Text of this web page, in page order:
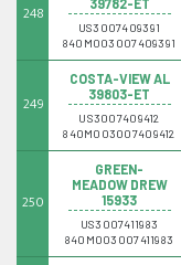
248
US3007409391
840M003007409391
249
COSTA-VIEW AL
39803-ET
US3007409412
840M003007409412
250
GREEN-
MEADOW DREW
15933
US3007411983
840M003007411983